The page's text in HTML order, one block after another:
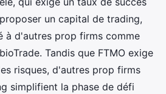
un capital de trading,
à d'autres prop firms comme
Tandis que FTMO exige
risques, d'autres prop firms
simplifient la phase de défi